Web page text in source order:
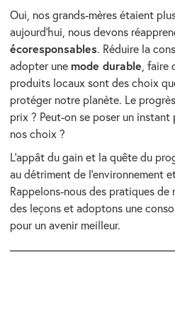
Oui, nos grands-mères étaient
aujourd’hui, nous devons
écoresponsables. Réduire la
adopter une mode durable, faire
produits locaux sont des choix
protéger notre planète. Le
prix ? Peut-on se poser un
nos choix ?
L’appât du gain et la quête du
au détriment de l’environnement
Rappelons-nous des pratiques de
des leçons et adoptons une
pour un avenir meilleur.